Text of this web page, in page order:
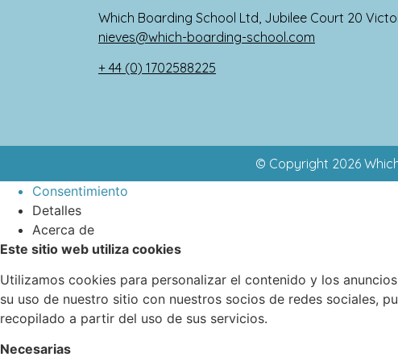
Which Boarding School Ltd, Jubilee Court 20
nieves@which-boarding-school.com
+ 44 (0) 1702588225
© Copyright 2026
Consentimiento
Detalles
Acerca de
Este sitio web utiliza cookies
Utilizamos cookies para personalizar el contenido y los
su uso de nuestro sitio con nuestros socios de redes sociales,
recopilado a partir del uso de sus servicios.
Necesarias